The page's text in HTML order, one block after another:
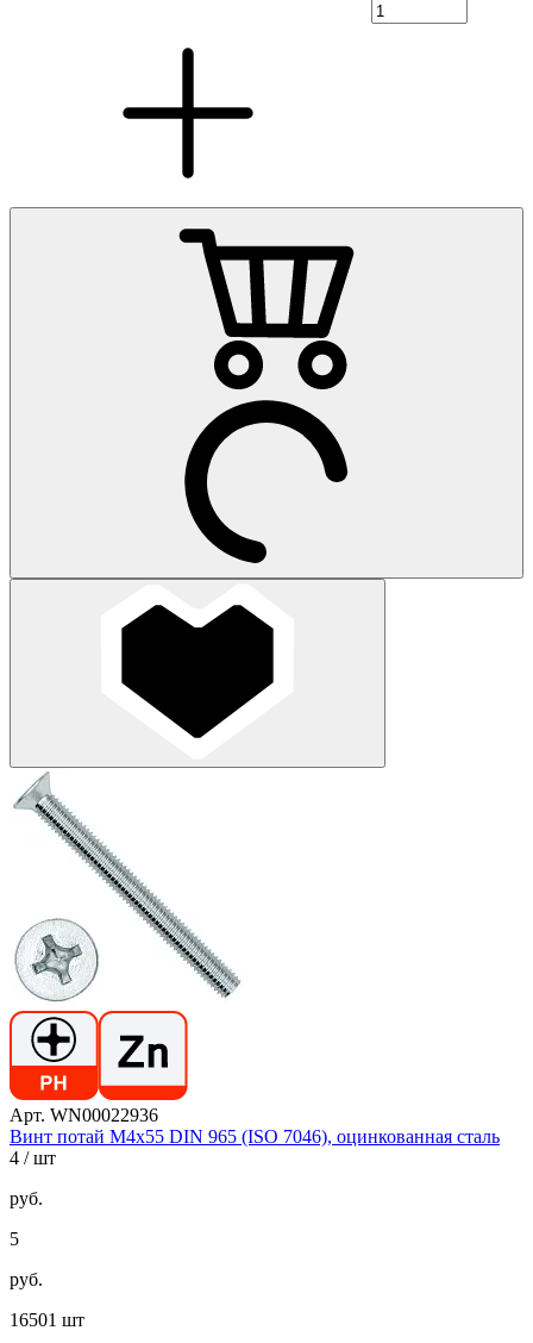
Арт. WN00022936
Винт потай М4х55 DIN 965 (ISO 7046), оцинкованная сталь
4 / шт
руб.
5
руб.
16501 шт